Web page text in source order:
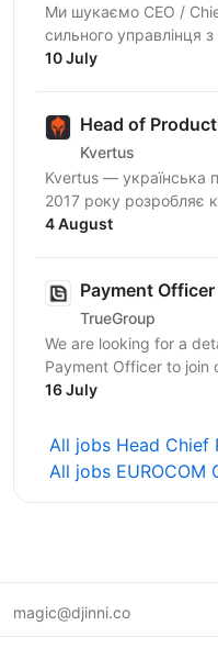
Ми шукаємо CEO /
сильного управлінця
мисленням, який
10 July
Head of Product
Kvertus
Kvertus — українська
2017 року розробляє
радіоелектронної
4 August
Payment Officer
TrueGroup
We are looking for a
Payment Officer to join
you will be responsible
16 July
All jobs Head Chief
All jobs EUROCOM
magic@djinni.co